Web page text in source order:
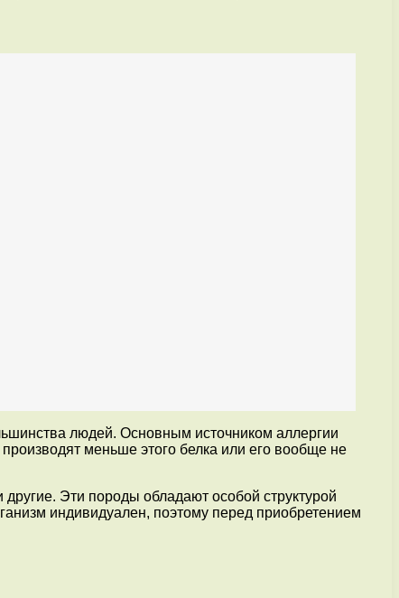
людей. Основным источником аллергии
меньше этого белка или его вообще не
Эти породы обладают особой структурой
индивидуален, поэтому перед приобретением